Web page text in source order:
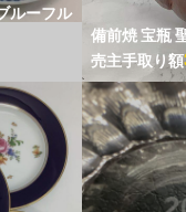
ルーフル
備前焼 宝瓶
売主手取り額